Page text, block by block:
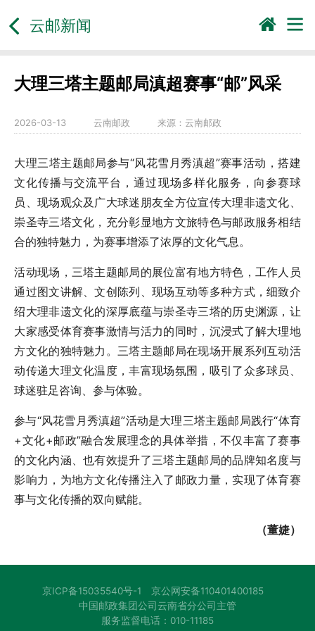
云邮新闻
大理三塔主题邮局滇超赛事“邮”风采
2026-03-13 云南邮政 来源： 云南邮政
大理三塔主题邮局参与“风花雪月秀滇超”赛事活动，搭建
文化传播与交流平台，通过现场多样化服务，向参赛球
员、现场观众及广大球迷朋友全方位宣传大理非遗文化、
崇圣寺三塔文化，充分彰显地方文旅特色与邮政服务相结
合的独特魅力，为赛事增添了浓厚的文化气息。
活动现场，三塔主题邮局的展位富有地方特色，工作人员
通过图文讲解、文创陈列、现场互动等多种方式，细致介
绍大理非遗文化的深厚底蕴与崇圣寺三塔的历史渊源，让
大家感受体育赛事激情与活力的同时，沉浸式了解大理地
方文化的独特魅力。三塔主题邮局在现场开展系列互动活
动传递大理文化温度，丰富现场氛围，吸引了众多球员、
球迷驻足咨询、参与体验。
参与“风花雪月秀滇超”活动是大理三塔主题邮局践行“体育
+文化+邮政”融合发展理念的具体举措，不仅丰富了赛事
的文化内涵、也有效提升了三塔主题邮局的品牌知名度与
影响力，为地方文化传播注入了邮政力量，实现了体育赛
事与文化传播的双向赋能。
（董婕）
京ICP备15035540号-1 京公网安备110401400185
中国邮政集团公司云南省分公司主管
服务监督电话：010-11185